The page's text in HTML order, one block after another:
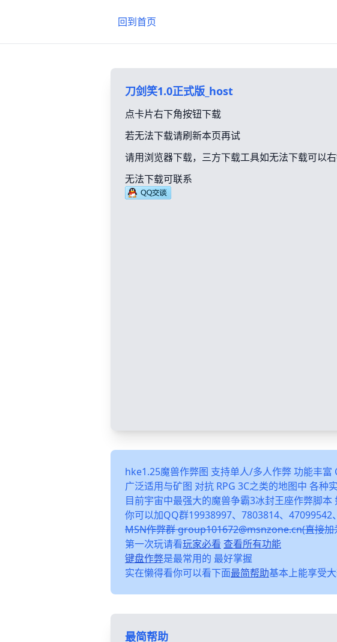
回到首页
刀剑笑1.0正式版_host
点卡片右下角按钮下载
若无法下载请刷新本页再试
请用浏览器下载，三方下载工具如无法下载可以
无法下载可联系
hke1.25魔兽作弊图 支持单人/多人作弊 功能丰
广泛适用与矿图 对抗 RPG 3C之类的地图中 各种
目前宇宙中最强大的魔兽争霸3冰封王座作弊脚
你可以加QQ群19938997、7803814、
MSN作弊群 group101672@msnzone.cn(直接加
第一次玩请看玩家必看 查看所有功能
键盘作弊是最常用的 最好掌握
实在懒得看你可以看下面最简帮助基本上能享受
最简帮助